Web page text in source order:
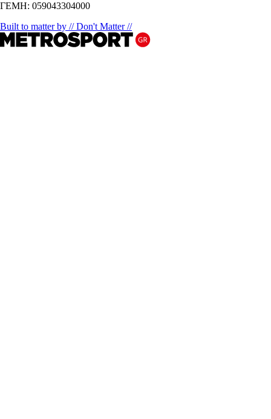
ΓΕΜΗ: 059043304000
Built to matter by // Don't Matter //